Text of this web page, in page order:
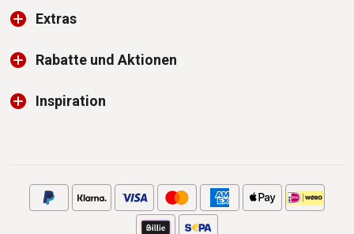
Extras
Rabatte und Aktionen
Inspiration